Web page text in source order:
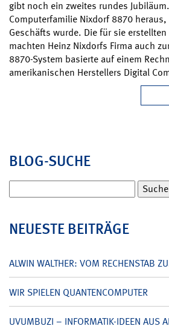
gibt noch ein zweites rundes
Computerfamilie Nixdorf 8870 heraus,
Geschäfts wurde. Die für sie erstellten
machten Heinz Nixdorfs Firma auch
8870-System basierte auf einem
amerikanischen Herstellers Digital
BLOG-SUCHE
nach:
NEUESTE BEITRÄGE
ALWIN WALTHER: VOM RECHENSTAB
WIR SPIELEN QUANTENCOMPUTER
UVUMBUZI – INFORMATIK-IDEEN AUS